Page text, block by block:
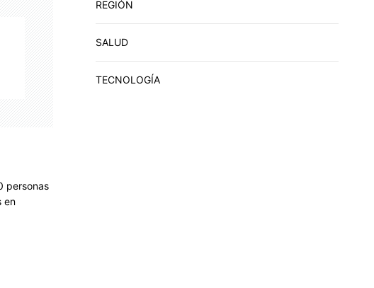
REGIÓN
SALUD
TECNOLOGÍA